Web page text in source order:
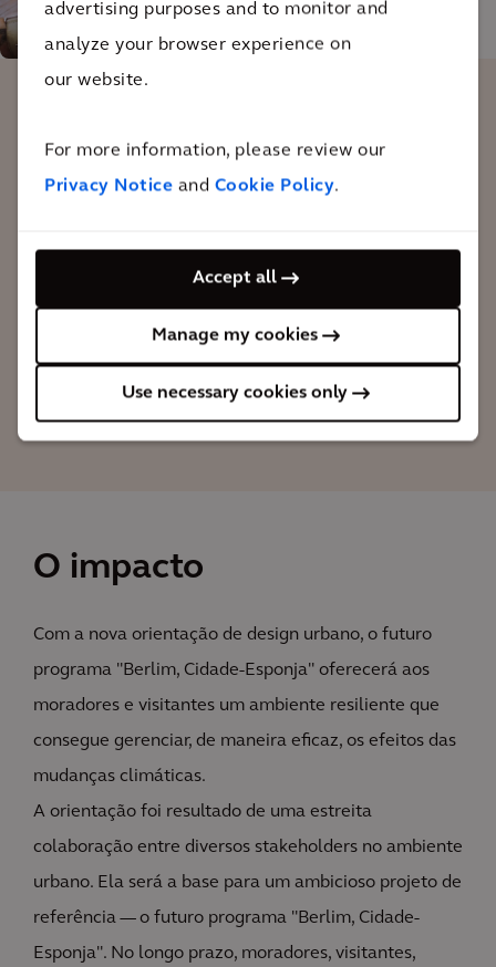
advertising purposes and to monitor and
analyze your browser experience on
our website.
For more information, please review our
Privacy Notice and Cookie Policy.
Accept all
Manage my cookies
Use necessary cookies only
estratégica e colaborativa mostrou-se
extremamente benéfica para a gestão de
projeto "Berlim, Cidade-Esponja" está
Solution Leader Water
O impacto
Com a nova orientação de design urbano, o futuro
programa "Berlim, Cidade-Esponja" oferecerá aos
moradores e visitantes um ambiente resiliente que
consegue gerenciar, de maneira eficaz, os efeitos das
mudanças climáticas.
A orientação foi resultado de uma estreita
colaboração entre diversos stakeholders no ambiente
urbano. Ela será a base para um ambicioso projeto de
referência — o futuro programa "Berlim, Cidade-
Esponja". No longo prazo, moradores, visitantes,